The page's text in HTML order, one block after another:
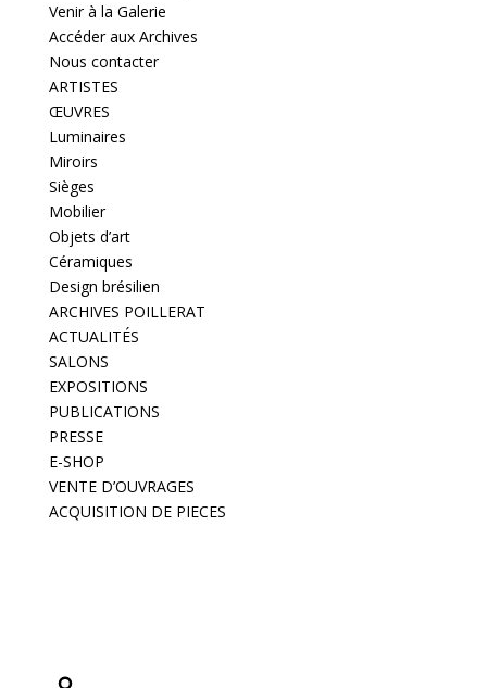
Venir à la Galerie
Accéder aux Archives
Nous contacter
ARTISTES
ŒUVRES
Luminaires
Miroirs
Sièges
Mobilier
Objets d’art
Céramiques
Design brésilien
ARCHIVES POILLERAT
ACTUALITÉS
SALONS
EXPOSITIONS
PUBLICATIONS
PRESSE
E-SHOP
VENTE D’OUVRAGES
ACQUISITION DE PIECES